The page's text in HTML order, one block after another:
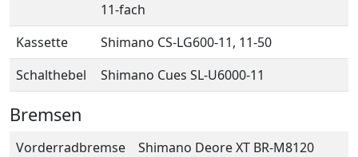
11-fach
Kassette
Shimano CS-LG600-11, 11-50
Schalthebel
Shimano Cues SL-U6000-11
Bremsen
Vorderradbremse
Shimano Deore XT BR-M8120